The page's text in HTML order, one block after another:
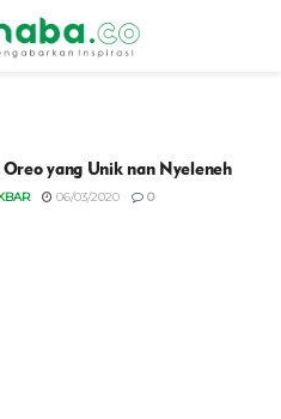
Oreo yang Unik nan Nyeleneh
06/03/2020 0